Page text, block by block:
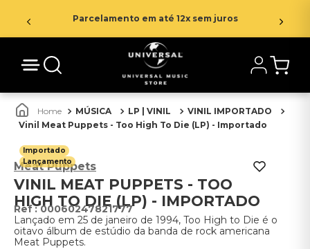
Parcelamento em até 12x sem juros
MÚSICA LP | VINIL
VINIL IMPORTADO
Vinil Meat Puppets - Too High To Die (LP) - Importado
Importado
Lançamento
Meat Puppets
VINIL MEAT PUPPETS - TOO
HIGH TO DIE (LP) - IMPORTADO
:00060247821777
Lançado em 25 de janeiro de 1994, Too High to Die é o
oitavo álbum de estúdio da banda de rock americana
Meat Puppets.